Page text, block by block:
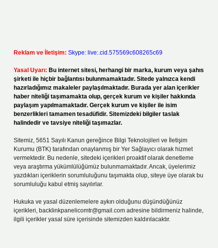
Reklam ve İletişim: Skype: live:.cid.575569c608265c69
Yasal Uyarı: Bu internet sitesi, herhangi bir marka, kurum veya şahıs
şirketi ile hiçbir bağlantısı bulunmamaktadır. Sitede yalnızca kendi
hazırladığımız makaleler paylaşılmaktadır. Burada yer alan içerikler
haber niteliği taşımamakta olup, gerçek kurum ve kişiler hakkında
paylaşım yapılmamaktadır. Gerçek kurum ve kişiler ile isim
benzerlikleri tamamen tesadüfidir. Sitemizdeki bilgiler taslak
halindedir ve tavsiye niteliği taşımazlar.
Sitemiz, 5651 Sayılı Kanun gereğince Bilgi Teknolojileri ve İletişim
Kurumu (BTK) tarafından onaylanmış bir Yer Sağlayıcı olarak hizmet
vermektedir. Bu nedenle, sitedeki içerikleri proaktif olarak denetleme
veya araştırma yükümlülüğümüz bulunmamaktadır. Ancak, üyelerimiz
yazdıkları içeriklerin sorumluluğunu taşımakta olup, siteye üye olarak bu
sorumluluğu kabul etmiş sayılırlar.
Hukuka ve yasal düzenlemelere aykırı olduğunu düşündüğünüz
içerikleri, backlinkpanelicomtr@gmail.com adresine bildirmeniz halinde,
ilgili içerikler yasal süre içerisinde sitemizden kaldırılacaktır.